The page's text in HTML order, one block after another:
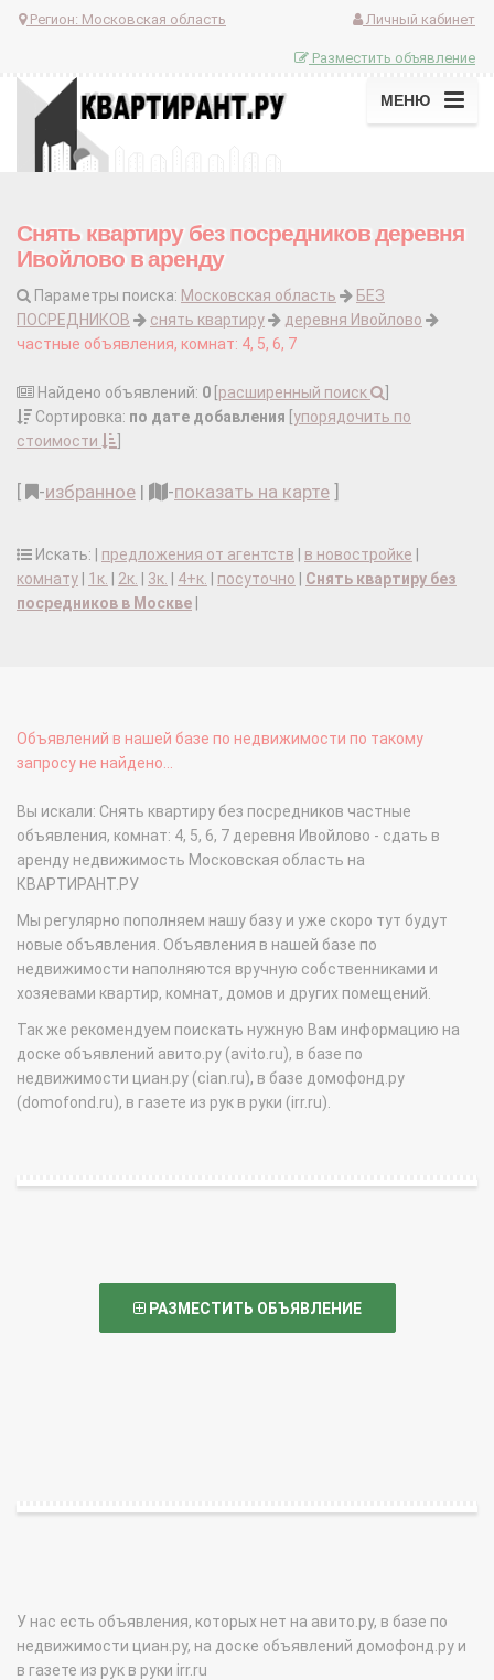
Регион: Московская область Личный кабинет
Разместить объявление
МЕНЮ
Снять квартиру без посредников деревня
Ивойлово в аренду
Параметры поиска: Московская область
БЕЗ
ПОСРЕДНИКОВ
снять квартиру
деревня Ивойлово
частные объявления, комнат: 4, 5, 6, 7
Найдено объявлений: 0 расширенный поиск
Сортировка: по дате добавления упорядочить по
стоимости
-избранное | -показать на карте
Искать: | предложения от агентств в новостройке
комнату
1к. 2к. 3к. 4+к. посуточно
Снять квартиру без
посредников в Москве
Объявлений в нашей базе по недвижимости по такому
запросу не найдено...
Вы искали: Снять квартиру без посредников частные
объявления, комнат: 4, 5, 6, 7 деревня Ивойлово - сдать в
аренду недвижимость Московская область на
КВАРТИРАНТ.РУ
Мы регулярно пополняем нашу базу и уже скоро тут будут
новые объявления. Объявления в нашей базе по
недвижимости наполняются вручную собственниками и
хозяевами квартир, комнат, домов и других помещений.
Так же рекомендуем поискать нужную Вам информацию на
доске объявлений авито.ру (avito.ru), в базе по
недвижимости циан.ру (cian.ru), в базе домофонд.ру
(domofond.ru), в газете из рук в руки (irr.ru).
РАЗМЕСТИТЬ ОБЪЯВЛЕНИЕ
У нас есть объявления, которых нет на авито.ру, в базе по
недвижимости циан.ру, на доске объявлений домофонд.ру и
в газете из рук в руки irr.ru